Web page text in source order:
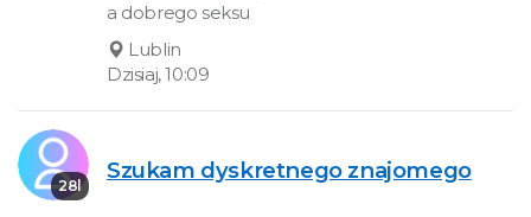
a dobrego seksu
Lublin
Dzisiaj, 10:09
28l
Szukam dyskretnego znajomego